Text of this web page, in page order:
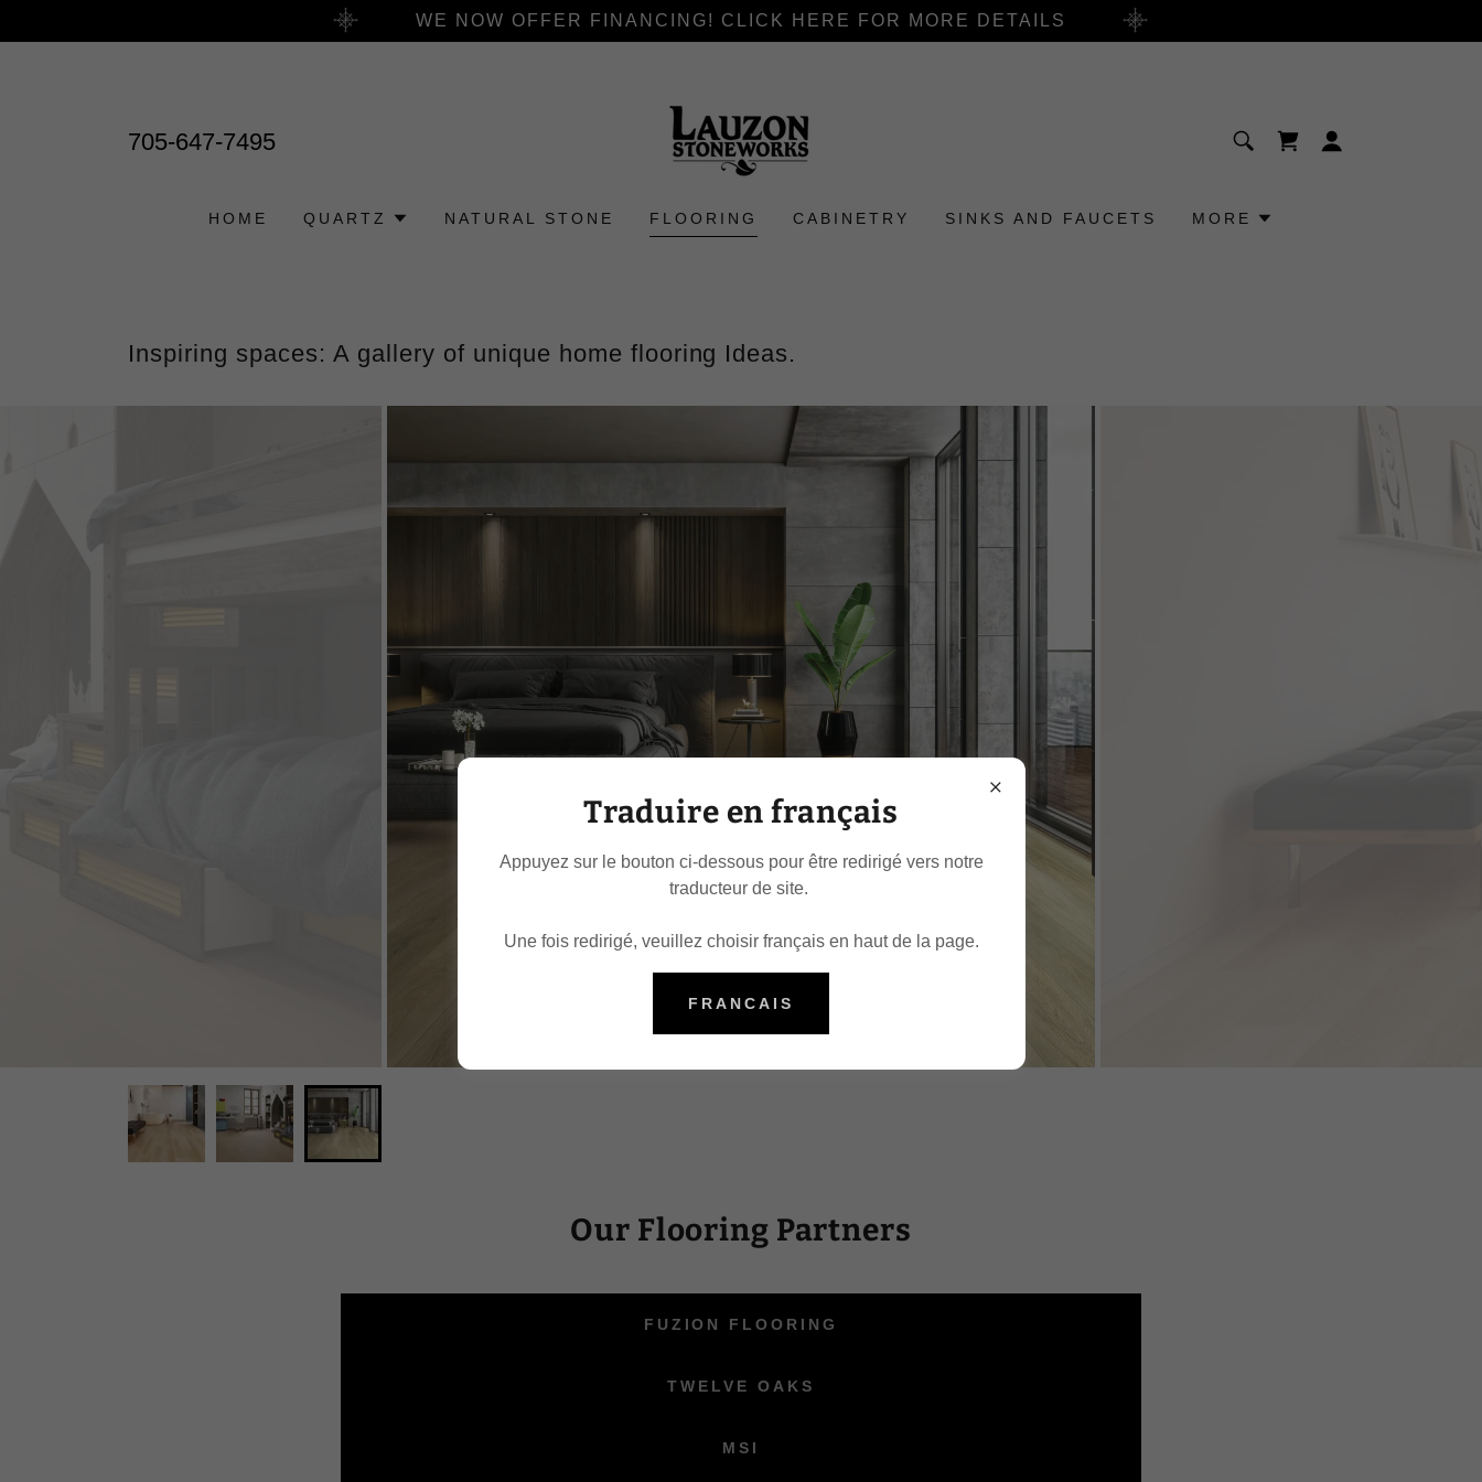
WE NOW OFFER FINANCING! CLICK HERE FOR MORE DETAILS
705-647-7495
HOME QUARTZ NATURAL STONE FLOORING CABINETRY SINKS AND FAUCETS MORE
Inspiring spaces: A gallery of unique home flooring Ideas.
Our Flooring Partners
FUZION FLOORING
TWELVE OAKS
MSI
Traduire en français
Appuyez sur le bouton ci-dessous pour être redirigé vers notre
traducteur de site.
Une fois redirigé, veuillez choisir français en haut de la page.
FRANCAIS